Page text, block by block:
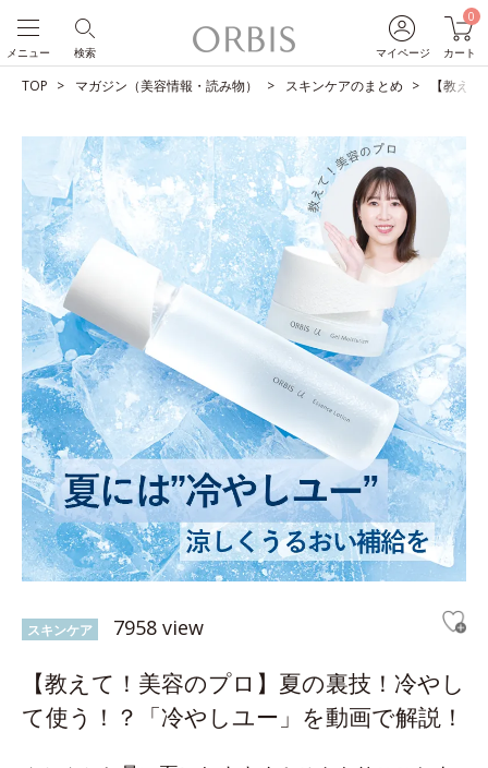
マイページ
0
カート
検索
メニュー
TOP マガジン（美容情報・読み物） スキンケアのまとめ 【教え
スキンケア 7958 view
【教えて！美容のプロ】夏の裏技！冷やし
て使う！？「冷やしユー」を動画で解説！